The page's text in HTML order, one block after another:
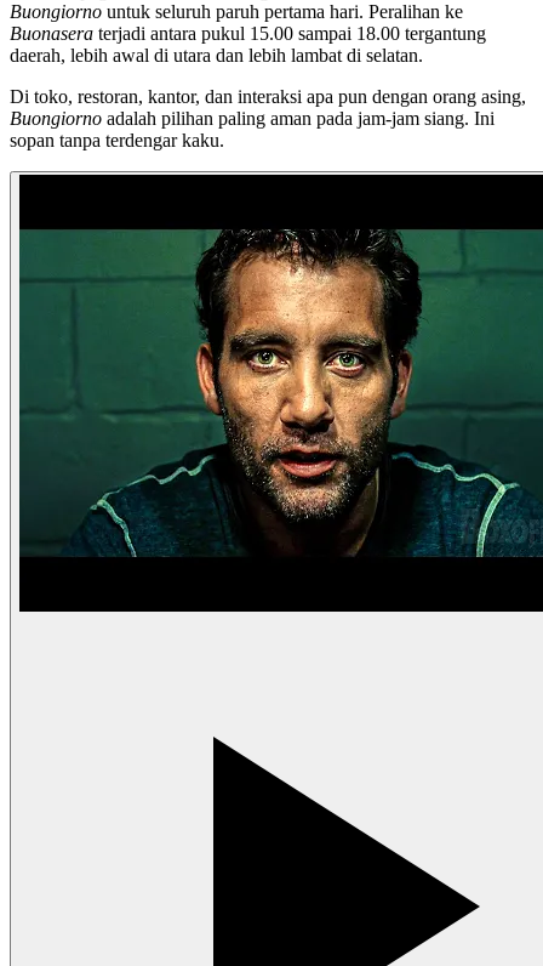
Buongiorno untuk seluruh paruh pertama hari. Peralihan ke
Buonasera terjadi antara pukul 15.00 sampai 18.00 tergantung
daerah, lebih awal di utara dan lebih lambat di selatan.
Di toko, restoran, kantor, dan interaksi apa pun dengan orang asing,
Buongiorno adalah pilihan paling aman pada jam-jam siang. Ini
sopan tanpa terdengar kaku.